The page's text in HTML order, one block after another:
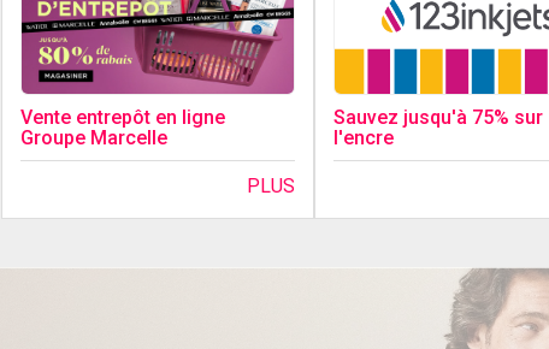
Vente entrepôt en ligne
Groupe Marcelle
PLUS
Sauvez jusqu'à 75% sur
l'encre